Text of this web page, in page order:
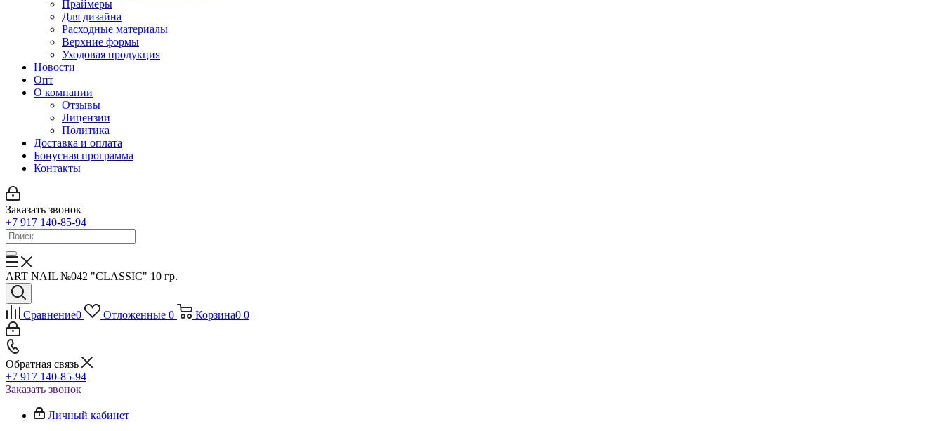
Праймеры
Для дизайна
Расходные материалы
Верхние формы
Уходовая продукция
Новости
Опт
О компании
Отзывы
Лицензии
Политика
Доставка и оплата
Бонусная программа
Контакты
Заказать звонок
+7 917 140-85-94
ART NAIL №042 "CLASSIC" 10 гр.
Сравнение0 Отложенные 0 Корзина0 0
Обратная связь
+7 917 140-85-94
Заказать звонок
Личный кабинет